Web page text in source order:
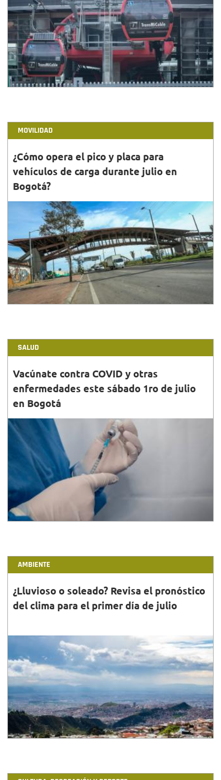
La prestación del servicio, que beneficia a 25.000
usuarios, se hará en su horario habitual. Conoce
más detalles aquí.
MOVILIDAD
¿Cómo opera el pico y placa para
vehículos de carga durante julio en
Bogotá?
30•JUN•2023
Los vehículos de carga, mayores a 20 años, tienen
restricción de circulación en Bogotá de lunes a
viernes, sin importar el dígito de la placa.
SALUD
Vacúnate contra COVID y otras
enfermedades este sábado 1ro de julio
en Bogotá
30•JUN•2023
Conoce aquí cuáles son los puntos y horarios
habilitados por la Secretaría de Salud para la
vacunación gratuita. ¡Te esperamos!
AMBIENTE
¿Lluvioso o soleado? Revisa el pronóstico
del clima para el primer día de julio
En Portal Bogotá te compartimos día a día el
pronóstico del clima para que prepares tu salida sin
contratiempos. Consulta más detalles con el IDIGER.